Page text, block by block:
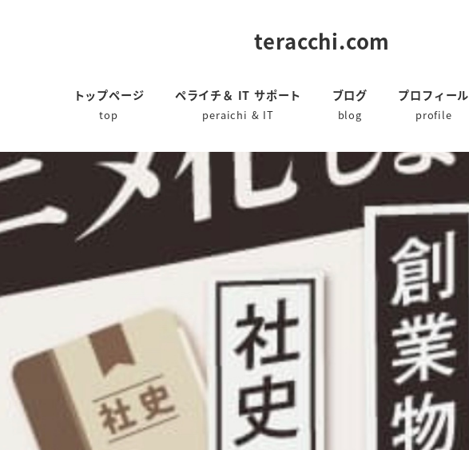
teracchi.com
トップページ
top
ペライチ＆ IT サポート
peraichi & IT
ブログ
blog
プロフィール
profile